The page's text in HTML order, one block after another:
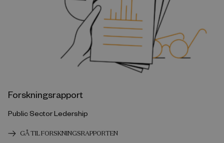
Forskningsrapport
Public Sector Ledership
GÅ TIL FORSKNINGSRAPPORTEN